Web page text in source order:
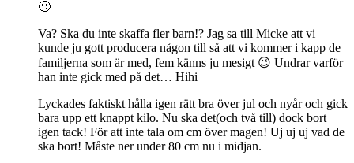
🙂
Va? Ska du inte skaffa fler barn!? Jag sa till Micke att vi
kunde ju gott producera någon till så att vi kommer i kapp de
familjerna som är med, fem känns ju mesigt 😉 Undrar varför
han inte gick med på det… Hihi
Lyckades faktiskt hålla igen rätt bra över jul och nyår och gick
bara upp ett knappt kilo. Nu ska det(och två till) dock bort
igen tack! För att inte tala om cm över magen! Uj uj uj vad de
ska bort! Måste ner under 80 cm nu i midjan.